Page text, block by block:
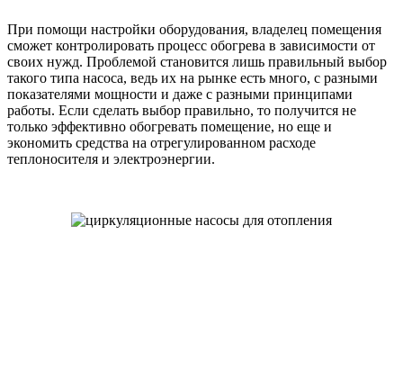
При помощи настройки оборудования, владелец помещения
сможет контролировать процесс обогрева в зависимости от
своих нужд. Проблемой становится лишь правильный выбор
такого типа насоса, ведь их на рынке есть много, с разными
показателями мощности и даже с разными принципами
работы. Если сделать выбор правильно, то получится не
только эффективно обогревать помещение, но еще и
экономить средства на отрегулированном расходе
теплоносителя и электроэнергии.